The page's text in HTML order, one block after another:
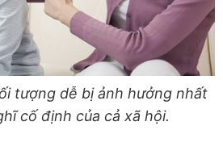
tượng dễ bị ảnh hưởng nhất
cố định của cả xã hội.